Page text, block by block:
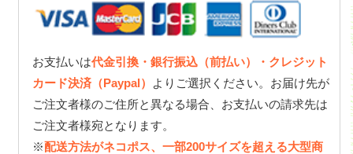
お支払いは代金引換・銀行振込（前払い）・クレジット
カード決済（Paypal）
よりご選択ください。お届け先が
ご注文者様のご住所と異なる場合、お支払いの請求先は
ご注文者様宛となります。
※配送方法がネコポス、一部200サイズを超える大型商